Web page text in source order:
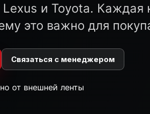
и Toyota. Каждая
это важно для
Связаться с менеджером
от внешней ленты